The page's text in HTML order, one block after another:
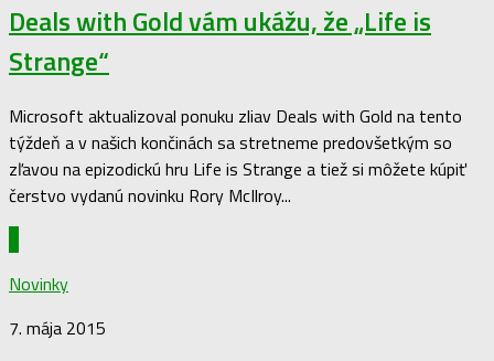
Deals with Gold vám ukážu, že „Life is
Strange“
Microsoft aktualizoval ponuku zliav Deals with Gold na tento
týždeň a v našich končinách sa stretneme predovšetkým so
zľavou na epizodickú hru Life is Strange a tiež si môžete kúpiť
čerstvo vydanú novinku Rory McIlroy...
Novinky
7. mája 2015